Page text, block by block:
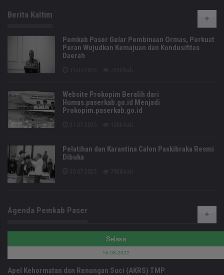
Berita Kaltim
Pemkab Paser Gelar Pembinaan Ormas, Perkuat
Peran Wujudkan Kemajuan dan Kondusifitas
Daerah
Website Prokopim Beralih dari
Humas.paserkab.go.id Menjadi
Prokopim.paserkab.go.id
Pelatihan dan Karantina Calon Paskibraka Resmi
Dibuka
Agenda Pemkab Paser
Selasa
16-08-2022
Apel Kehormatan dan Renungan Suci (AKRS) TMP